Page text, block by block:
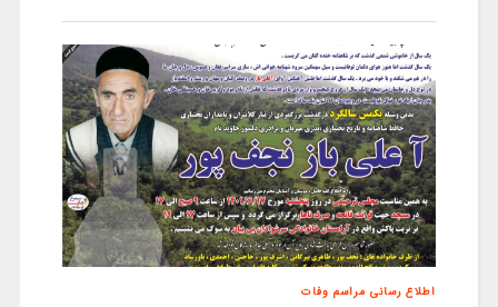
اطلاع رسانی مراسم وفات